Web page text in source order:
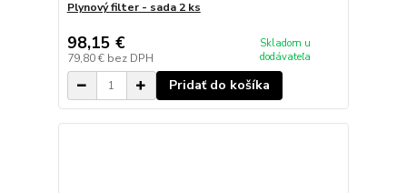
Plynový filter - sada 2 ks
98,15 €
79,80 € bez DPH
Skladom u
dodávateľa
Pridať do košíka